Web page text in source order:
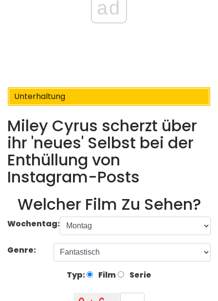
ad
Unterhaltung
Miley Cyrus scherzt über
ihr 'neues' Selbst bei der
Enthüllung von
Instagram-Posts
Welcher Film Zu Sehen?
Wochentag:
Genre:
Typ: Film Serie